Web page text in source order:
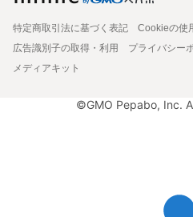
特定商取引法に基づく表記
Cookieの使
広告識別子の取得・利用
プライバシー
メディアキット
©GMO Pepabo, Inc.